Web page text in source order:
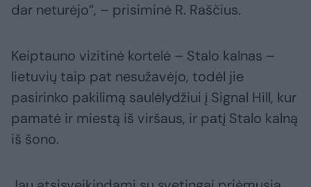
dar neturėjo“, – prisiminė R. Raščius.
Keiptauno vizitinė kortelė – Stalo kalnas –
lietuvių taip pat nesužavėjo, todėl jie
pasirinko pakilimą saulėlydžiui į Signal Hill, kur
pamatė ir miestą iš viršaus, ir patį Stalo kalną
iš šono.